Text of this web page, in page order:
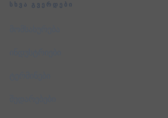
ᲡᲮᲕᲐ ᲒᲕᲔᲠᲓᲔᲑᲘ